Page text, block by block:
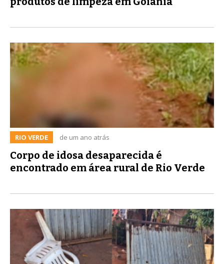
RIO VERDE de um ano atrás
Corpo de idosa desaparecida é
encontrado em área rural de Rio Verde